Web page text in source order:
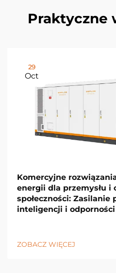
Praktyczne
29
Oct
Komercyjne
energii dla przemysłu i
społeczności: Zasilanie
inteligencji i odporności
ZOBACZ WIĘCEJ